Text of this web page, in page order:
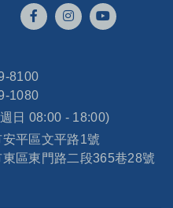
8100
1080
日 08:00 - 18:00)
平區文平路1號
東區東門路二段365巷28號